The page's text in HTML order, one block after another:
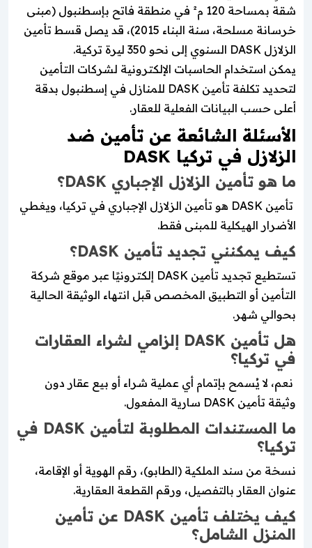
شقة بمساحة 120 م² في منطقة فاتح بإسطنبول (مبنى
خرسانة مسلحة، سنة البناء 2015)، قد يصل قسط تأمين
الزلازل DASK السنوي إلى نحو 350 ليرة تركية.
يمكن استخدام الحاسبات الإلكترونية لشركات التأمين
لتحديد تكلفة تأمين DASK للمنازل في إسطنبول بدقة
أعلى حسب البيانات الفعلية للعقار.
الأسئلة الشائعة عن تأمين ضد
الزلازل في تركيا DASK
ما هو تأمين الزلازل الإجباري DASK؟
تأمين DASK هو تأمين الزلازل الإجباري في تركيا، ويغطي
الأضرار الهيكلية للمبنى فقط.
كيف يمكنني تجديد تأمين DASK؟
تستطيع تجديد تأمين DASK إلكترونيًا عبر موقع شركة
التأمين أو التطبيق المخصص قبل انتهاء الوثيقة الحالية
بحوالي شهر.
هل تأمين DASK إلزامي لشراء العقارات
في تركيا؟
نعم، لا يُسمح بإتمام أي عملية شراء أو بيع عقار دون
وثيقة تأمين DASK سارية المفعول.
ما المستندات المطلوبة لتأمين DASK في
تركيا؟
نسخة من سند الملكية (الطابو)، رقم الهوية أو الإقامة،
عنوان العقار بالتفصيل، ورقم القطعة العقارية.
كيف يختلف تأمين DASK عن تأمين
المنزل الشامل؟